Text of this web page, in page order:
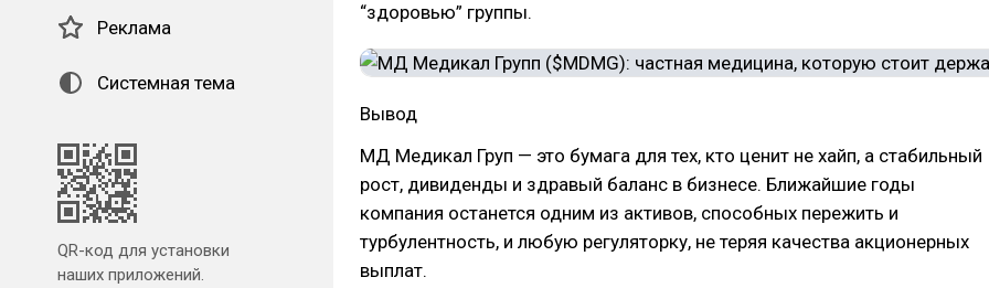
Реклама
Системная тема
QR-код для установки
наших приложений.
“здоровью” группы.
Вывод
МД Медикал Груп — это бумага для тех, кто ценит не хайп, а стабильный
рост, дивиденды и здравый баланс в бизнесе. Ближайшие годы
компания останется одним из активов, способных пережить и
турбулентность, и любую регуляторку, не теряя качества акционерных
выплат.